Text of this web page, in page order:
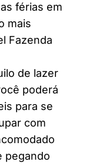
férias em
mais
Fazenda
de lazer
poderá
para se
com
pegando